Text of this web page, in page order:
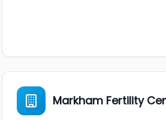
Markham Fertility